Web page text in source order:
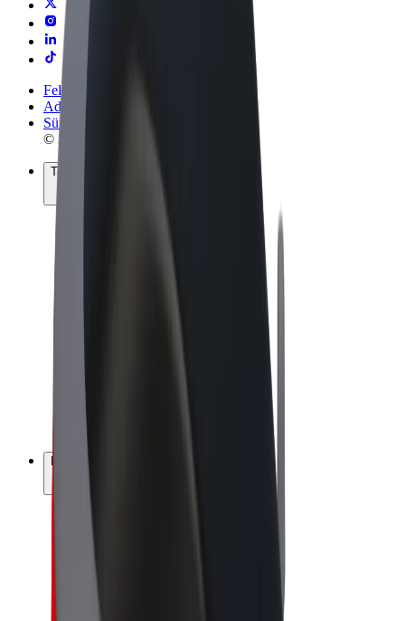
Felhasználási feltételek
Adatvédelem
Sütik
© 2026 Bolt Technology OÜ
Termékek
Bolt Plus
Sofőrök